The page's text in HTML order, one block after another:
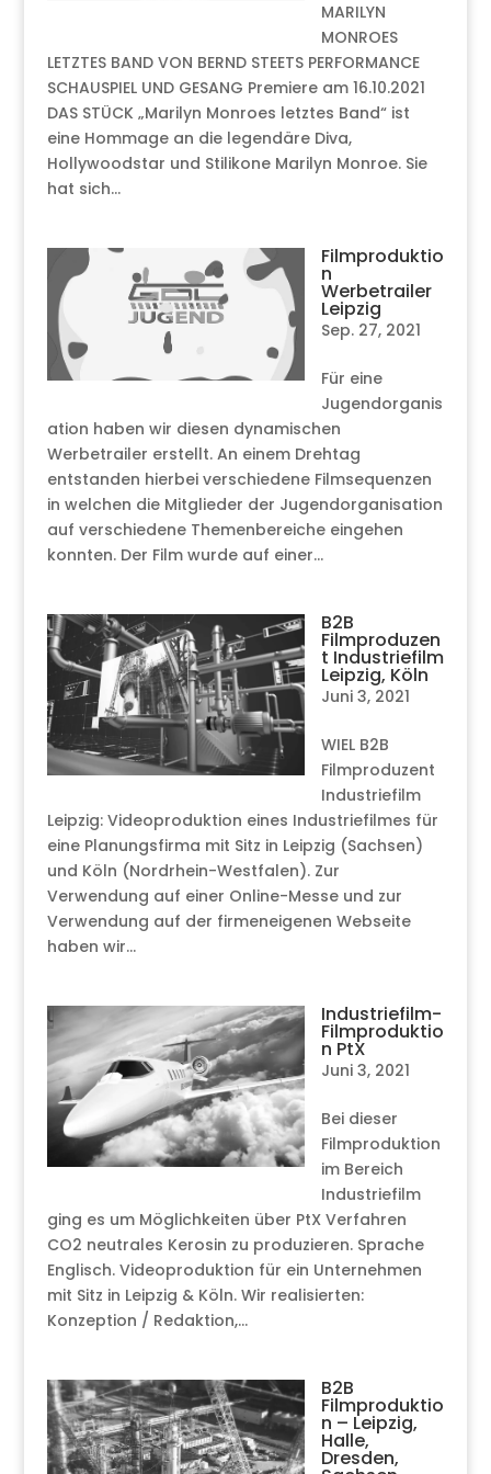
MARILYN
MONROES
LETZTES BAND VON BERND STEETS PERFORMANCE
SCHAUSPIEL UND GESANG Premiere am 16.10.2021
DAS STÜCK „Marilyn Monroes letztes Band“ ist
eine Hommage an die legendäre Diva,
Hollywoodstar und Stilikone Marilyn Monroe. Sie
hat sich...
Filmproduktio
n
Werbetrailer
Leipzig
Sep. 27, 2021
Für eine
Jugendorganis
ation haben wir diesen dynamischen
Werbetrailer erstellt. An einem Drehtag
entstanden hierbei verschiedene Filmsequenzen
in welchen die Mitglieder der Jugendorganisation
auf verschiedene Themenbereiche eingehen
konnten. Der Film wurde auf einer...
B2B
Filmproduzen
t Industriefilm
Leipzig, Köln
Juni 3, 2021
WIEL B2B
Filmproduzent
Industriefilm
Leipzig: Videoproduktion eines Industriefilmes für
eine Planungsfirma mit Sitz in Leipzig (Sachsen)
und Köln (Nordrhein-Westfalen). Zur
Verwendung auf einer Online-Messe und zur
Verwendung auf der firmeneigenen Webseite
haben wir...
Industriefilm-
Filmproduktio
n PtX
Juni 3, 2021
Bei dieser
Filmproduktion
im Bereich
Industriefilm
ging es um Möglichkeiten über PtX Verfahren
CO2 neutrales Kerosin zu produzieren. Sprache
Englisch. Videoproduktion für ein Unternehmen
mit Sitz in Leipzig & Köln. Wir realisierten:
Konzeption / Redaktion,...
B2B
Filmproduktio
n – Leipzig,
Halle,
Dresden,